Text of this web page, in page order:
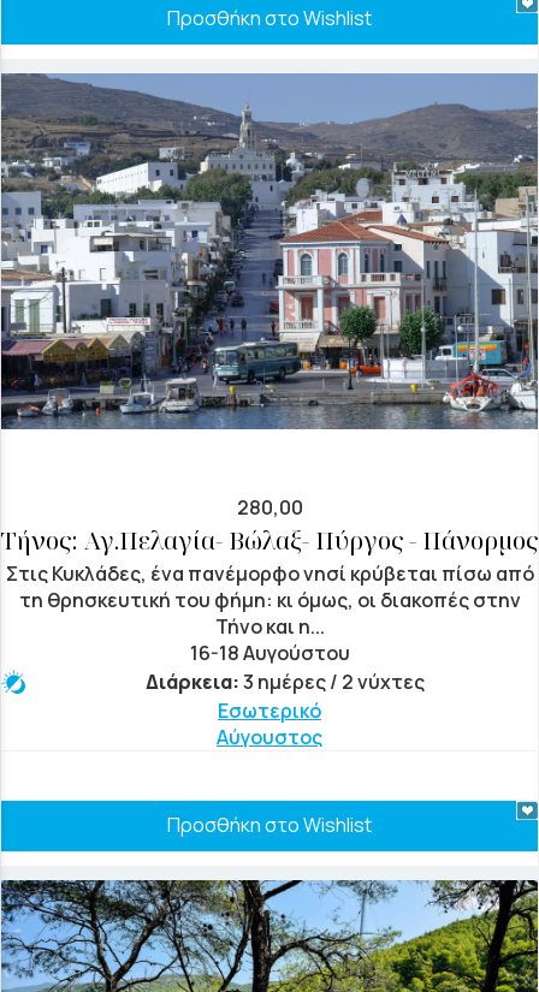
Προσθήκη στο Wishlist
280,00
Τήνος: Αγ.Πελαγία- Βώλαξ- Πύργος - Πάνορμος
Στις Κυκλάδες, ένα πανέμορφο νησί κρύβεται πίσω από
τη θρησκευτική του φήμη: κι όμως, οι διακοπές στην
Τήνο και η...
16-18 Αυγούστου
Διάρκεια:3 ημέρες / 2 νύχτες
Εσωτερικό
Αύγουστος
Προσθήκη στο Wishlist